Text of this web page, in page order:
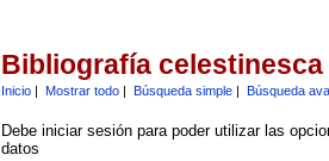
Bibliografía celestinesca
Inicio| Mostrar todo| Búsqueda simple| Búsqueda
Debe iniciar sesión para poder utilizar las
datos